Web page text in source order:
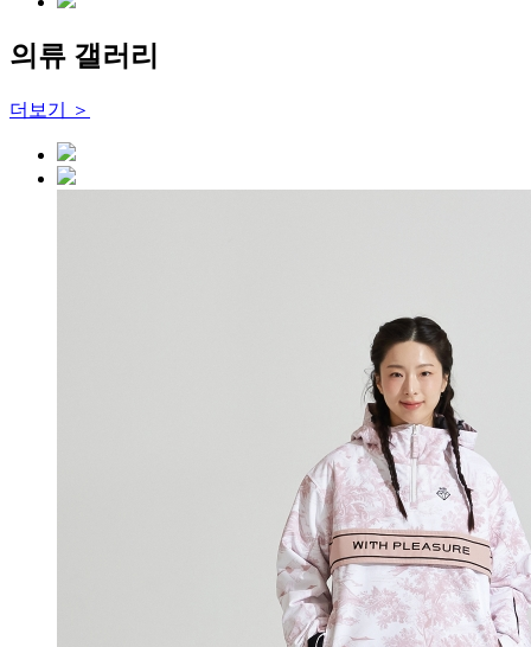
의류 갤러리
더보기 ＞